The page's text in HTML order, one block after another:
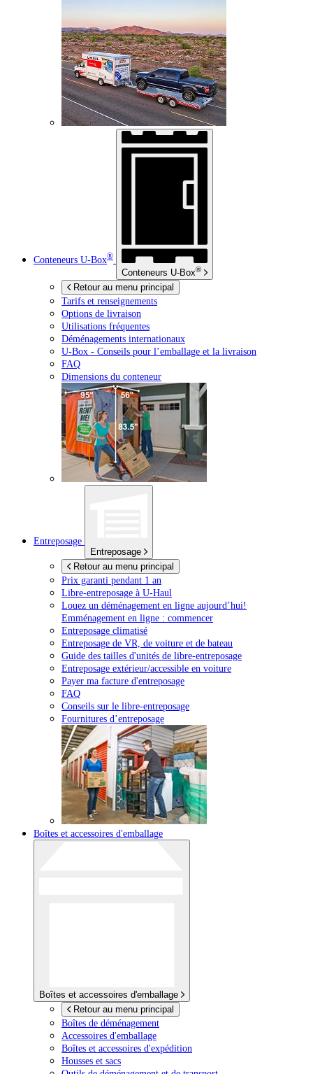
Conteneurs U-Box®
Conteneurs U-Box®
Retour au menu principal
Tarifs et renseignements
Options de livraison
Utilisations fréquentes
Déménagements internationaux
U-Box - Conseils pour l’emballage et la livraison
FAQ
Dimensions du conteneur
Entreposage
Entreposage
Retour au menu principal
Prix garanti pendant 1 an
Libre-entreposage à U-Haul
Louez un déménagement en ligne aujourd’hui!
Emménagement en ligne : commencer
Entreposage climatisé
Entreposage de VR, de voiture et de bateau
Guide des tailles d'unités de libre-entreposage
Entreposage extérieur/accessible en voiture
Payer ma facture d'entreposage
FAQ
Conseils sur le libre-entreposage
Fournitures d’entreposage
Boîtes et accessoires d'emballage
Boîtes et accessoires d'emballage
Retour au menu principal
Boîtes de déménagement
Accessoires d'emballage
Boîtes et accessoires d'expédition
Housses et sacs